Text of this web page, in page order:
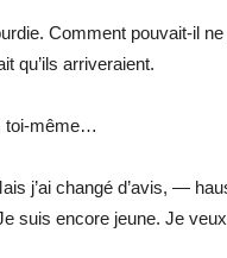
Comment pouvait-il
qu’ils arriveraient.
toi-même…
j’ai changé d’avis, —
suis encore jeune. Je